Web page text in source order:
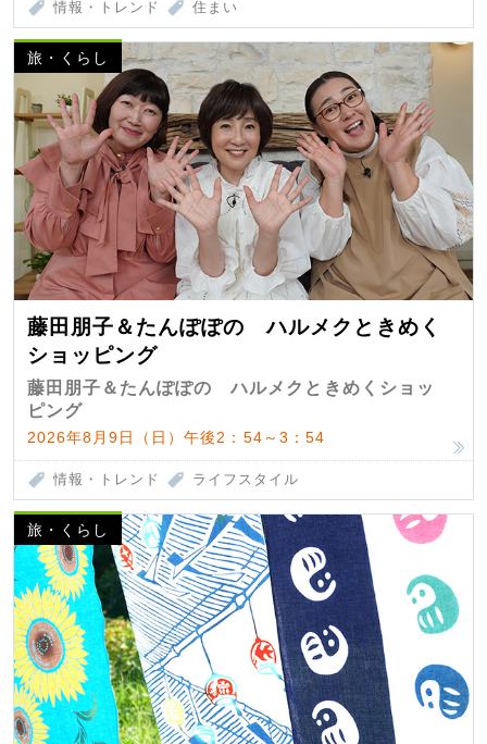
情報・トレンド 住まい
旅・くらし
藤田朋子＆たんぽぽの ハルメクときめく
ショッピング
藤田朋子＆たんぽぽの ハルメクときめくショッ
ピング
2026年8月9日（日）午後2：54～3：54
情報・トレンド ライフスタイル
旅・くらし